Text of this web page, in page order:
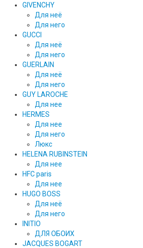
GIVENCHY
Для неё
Для него
GUCCI
Для неё
Для него
GUERLAIN
Для неё
Для него
GUY LAROCHE
Для нее
HERMES
Для нее
Для него
Люкс
HELENA RUBINSTEIN
Для нее
HFC paris
Для нее
HUGO BOSS
Для неё
Для него
INITIO
ДЛЯ ОБОИХ
JACQUES BOGART